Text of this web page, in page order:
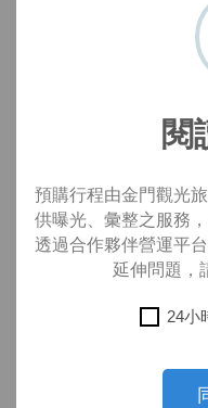
閱
預購行程由金門觀光
供曝光、彙整之服務
透過合作夥伴營運平
延伸問題，
24小